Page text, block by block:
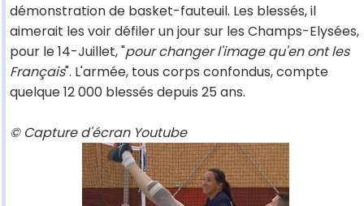
démonstration de basket-fauteuil. Les blessés, il
aimerait les voir défiler un jour sur les Champs-Elysées,
pour le 14-Juillet, "pour changer l'image qu'en ont les
Français". L'armée, tous corps confondus, compte
quelque 12 000 blessés depuis 25 ans.
© Capture d'écran Youtube